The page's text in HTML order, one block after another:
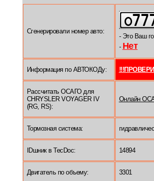
Сгенерировали номер авто:
- Это Ваш
- Нет
Информация по АВТОКОДу:
Рассчитать ОСАГО для
CHRYSLER VOYAGER IV
(RG, RS):
Онлайн
Тормозная система:
IDшник в TecDoc: 14894
Двигатель по объему: 3301